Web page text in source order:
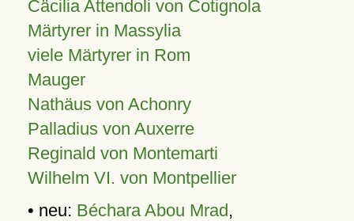
Cäcilia Attendoli von Cotignola
Märtyrer in Massylia
viele Märtyrer in Rom
Mauger
Nathäus von Achonry
Palladius von Auxerre
Reginald von Montemarti
Wilhelm VI. von Montpellier
• neu: Béchara Abou Mrad,